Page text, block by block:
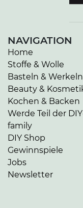
NAVIGATION
Home
Stoffe & Wolle
Basteln & Werkeln
Beauty &
Kochen & Backen
Werde Teil der
family
DIY Shop
Gewinnspiele
Jobs
Newsletter